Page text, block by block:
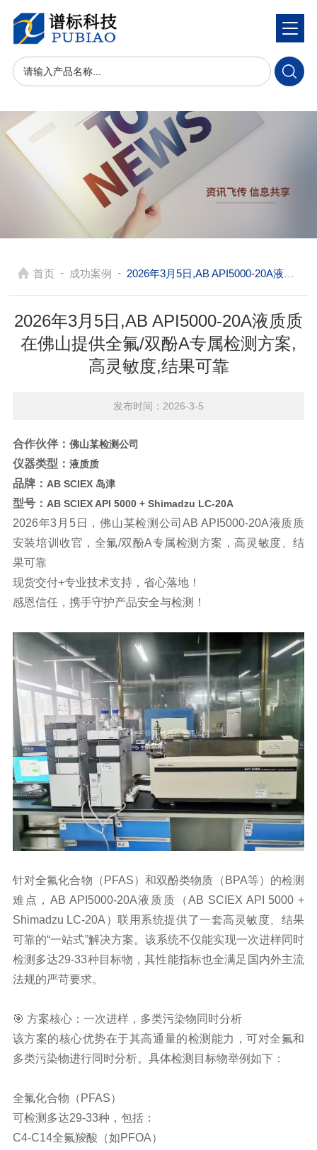
首页 - 成功案例 - 2026年3月5日,AB API5000-20A液质质在佛山提供全氟/双酚A专属检测方案,高灵敏度,结果可靠
2026年3月5日,AB API5000-20A液质质
在佛山提供全氟/双酚A专属检测方案,
高灵敏度,结果可靠
发布时间：2026-3-5
合作伙伴： 佛山某检测公司
仪器类型： 液质质
品牌： AB SCIEX 岛津
型号： AB SCIEX API 5000 + Shimadzu LC-20A
2026年3月5日，佛山某检测公司AB API5000-20A液质质
安装培训收官， 全氟/双酚A专属检测方案，高灵敏度、结
果可靠
现货交付+专业技术支持，省心落地！
感恩信任，携手守护产品安全与检测！
针对全氟化合物 （PFAS）和双酚类物质（BPA等）的检测
难点，AB API5000-20A液质质（AB SCIEX API 5000 +
Shimadzu LC-20A）联用系统提供了一套高灵敏度、结果
可靠的“一站式”解决方案。该系统不仅能实现一次进样同时
检测多达29-33种目标物，其性能指标也全满足国内外主流
法规的严苛要求。
🎯 方案核心：一次进样，多类污染物同时分析
该方案的核心优势在于其高通量的检测能力，可对全氟和
多类污染物进行同时分析。具体检测目标物举例如下：
全氟化合物（PFAS）
可检测多达29-33种，包括：
C4-C14全氟羧酸（如PFOA）